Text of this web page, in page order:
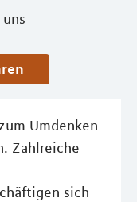
Umdenken
Zahlreiche
sich